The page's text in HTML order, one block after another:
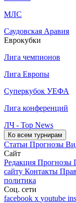
МЛС
Саудовская Аравия
Еврокубки
Лига чемпионов
Лига Европы
Суперкубок УЕФА
Лига конференций
ЛЧ - Top News
Ко всем турнирам
Статьи Прогнозы
Сайт
Редакция Прогнозы
сайту Контакты
политика
Соц. сети
facebook x youtube